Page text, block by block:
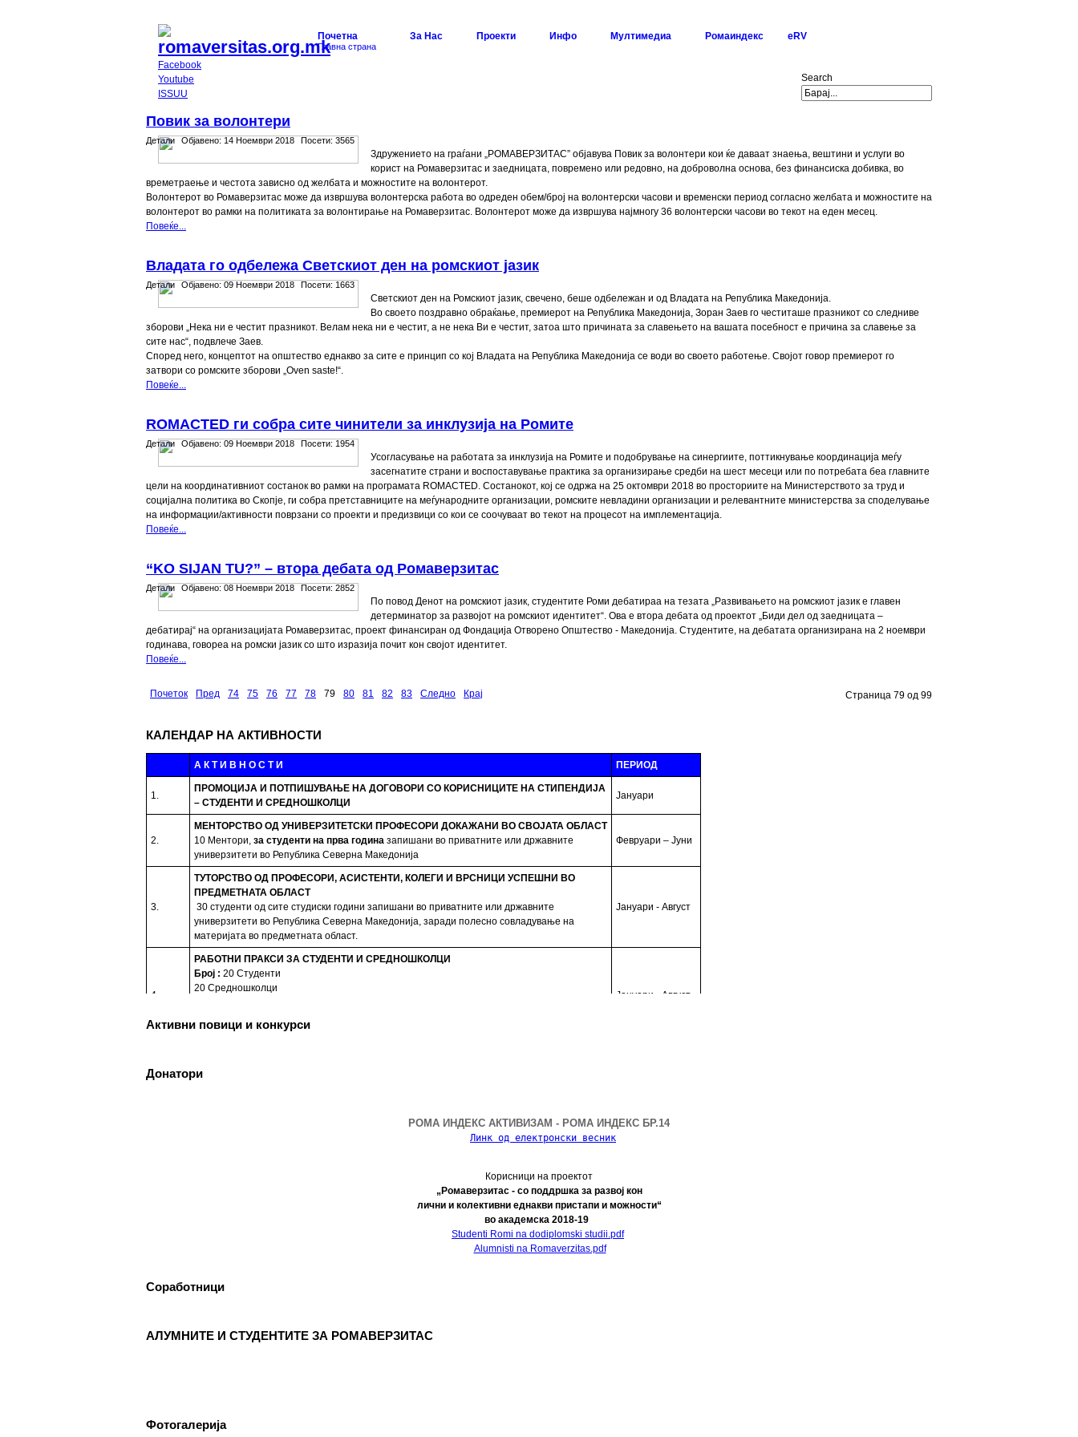
Почетна
Главна страна
За Нас Проекти Инфо Мултимедиа Ромаиндекс eRV
Search
Facebook
Youtube
ISSUU
Повик за волонтери
Детали Објавено: 14 Ноември 2018 Посети: 3565
Здружението на граѓани „РОМАВЕРЗИТАС” објавува Повик за волонтери кои ќе даваат знаења, вештини и услуги во
корист на Ромаверзитас и заедницата, повремено или редовно, на доброволна основа, без финансиска добивка, во
времетраење и честота зависно од желбата и можностите на волонтерот.
Волонтерот во Ромаверзитас може да извршува волонтерска работа во одреден обем/број на волонтерски часови и временски период согласно желбата и можностите на
волонтерот во рамки на политиката за волонтирање на Ромаверзитас. Волонтерот може да извршува најмногу 36 волонтерски часови во текот на еден месец.
Повеќе...
Владата го одбележа Светскиот ден на ромскиот јазик
Детали Објавено: 09 Ноември 2018 Посети: 1663
Светскиот ден на Ромскиот јазик, свечено, беше одбележан и од Владата на Република Македонија.
Во своето поздравно обраќање, премиерот на Република Македонија, Зоран Заев го честиташе празникот со следниве
зборови „Нека ни е честит празникот. Велам нека ни е честит, а не нека Ви е честит, затоа што причината за славењето на вашата посебност е причина за славење за
сите нас“, подвлече Заев.
Според него, концептот на општество еднакво за сите е принцип со кој Владата на Република Македонија се води во своето работење. Својот говор премиерот го
затвори со ромските зборови „Oven saste!“.
Повеќе...
ROMACTED ги собра сите чинители за инклузија на Ромите
Детали Објавено: 09 Ноември 2018 Посети: 1954
Усогласување на работата за инклузија на Ромите и подобрување на синергиите, поттикнување координација меѓу
засегнатите страни и воспоставување практика за организирање средби на шест месеци или по потребата беа главните
цели на координативниот состанок во рамки на програмата ROMACTED. Состанокот, кој се одржа на 25 октомври 2018 во просториите на Министерството за труд и
социјална политика во Скопје, ги собра претставниците на меѓународните организации, ромските невладини организации и релевантните министерства за споделување
на информации/активности поврзани со проекти и предизвици со кои се соочуваат во текот на процесот на имплементација.
Повеќе...
“KO SIJAN TU?” – втора дебата од Ромаверзитас
Детали Објавено: 08 Ноември 2018 Посети: 2852
По повод Денот на ромскиот јазик, студентите Роми дебатираа на тезата „Развивањето на ромскиот јазик е главен
детерминатор за развојот на ромскиот идентитет“. Ова е втора дебата од проектот „Биди дел од заедницата –
дебатирај“ на организацијата Ромаверзитас, проект финансиран од Фондација Отворено Општество - Македонија. Студентите, на дебатата организирана на 2 ноември
годинава, говореа на ромски јазик со што изразија почит кон својот идентитет.
Повеќе...
Страница 79 од 99
Почеток Пред 74 75 76 77 78 79 80 81 82 83 Следно Крај
КАЛЕНДАР НА АКТИВНОСТИ
А К Т И В Н О С Т И ПЕРИОД
1.
ПРОМОЦИЈА И ПОТПИШУВАЊЕ НА ДОГОВОРИ СО КОРИСНИЦИТЕ НА СТИПЕНДИЈА
– СТУДЕНТИ И СРЕДНОШКОЛЦИ
Јануари
2.
МЕНТОРСТВО ОД УНИВЕРЗИТЕТСКИ ПРОФЕСОРИ ДОКАЖАНИ ВО СВОЈАТА ОБЛАСТ
10 Ментори, за студенти на прва година запишани во приватните или државните
универзитети во Република Северна Македонија
Февруари – Јуни
3.
ТУТОРСТВО ОД ПРОФЕСОРИ, АСИСТЕНТИ, КОЛЕГИ И ВРСНИЦИ УСПЕШНИ ВО
ПРЕДМЕТНАТА ОБЛАСТ
30 студенти од сите студиски години запишани во приватните или државните
универзитети во Република Северна Македонија, заради полесно совладување на
материјата во предметната област.
Јануари - Август
4.
РАБОТНИ ПРАКСИ ЗА СТУДЕНТИ И СРЕДНОШКОЛЦИ
Број : 20 Студенти
20 Средношколци
Работни пракси во институции, НВО, приватни фирми и компании
Јануари - Август
5.
Студенти и корисници на Ромаверзитас. Набавка на нови книги потребни за користење
СОСТАНОЦИ СО СТУДЕНТИ И СРЕДНОШКОЛЦИ КОРИСНИЦИ НА СТИПЕНДИЈА
НАДОГРАДБА НА ПЛАТФОРМА Еромаверзитас И МОБИЛНА АПЛИКАЦИЈА ЗА
ПОДРШКА ЗА ОРГАНИЗИРАЊЕ ,ФОРМИРАЊЕ И ФУНКЦИОНИРАЊЕ НА УНИЈА НА
Дебати, номинација и наградување на најдобрите студенти на генерацијата, Подршка на
СИП (студентски иницијативи, кампањи), регистрирање во платформата ЕРомаверзитас
Јануари – Август
10.
РОМА ИНДЕКС
ЗИМСКА БИЗНИС ШКОЛА ЗА СТУДЕНТИ ЗА ГРАДЕЊЕ КАПАЦИТЕТИ ЗА НАСТАП НА
Активни повици и конкурси
Донатори
РОМА ИНДЕКС АКТИВИЗАМ - РОМА ИНДЕКС БР.14
Линк од електронски весник
Корисници на проектот
„Ромаверзитас - со поддршка за развој кон
лични и колективни еднакви пристапи и можности“
во академска 2018-19
Studenti Romi na dodiplomski studii.pdf
Alumnisti na Romaverzitas.pdf
Соработници
АЛУМНИТЕ И СТУДЕНТИТЕ ЗА РОМАВЕРЗИТАС
Фотогалерија